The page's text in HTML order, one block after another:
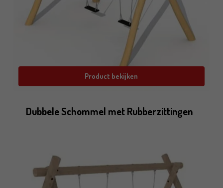
Product bekijken
Dubbele Schommel met Rubberzittingen